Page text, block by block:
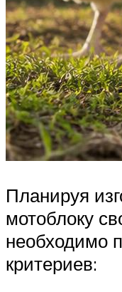
Планируя
мотоблоку
необходимо
критериев: